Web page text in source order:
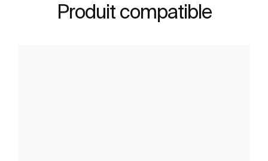
Produit compatible